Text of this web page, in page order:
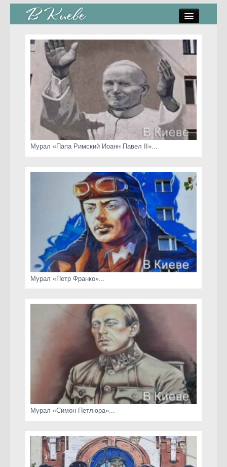
стрит-арт
коты Киева
скамейки
часы Киева
Мурал «Папа Римский Иоанн Павел II»...
Мурал «Петр Франко»...
Мурал «Симон Петлюра»...